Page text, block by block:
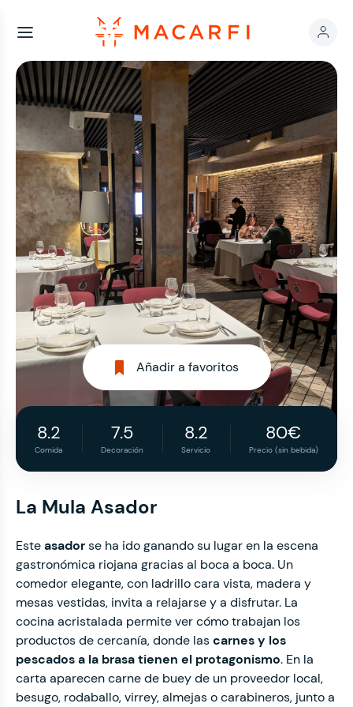
Añadir a favoritos
8.2
Comida
7.5
Decoración
8.2
Servicio
80€
Precio (sin bebida)
La Mula Asador
Esteasadorse ha ido ganando su lugar en la escena
gastronómica riojana gracias al boca a boca. Un
comedor elegante, con ladrillo cara vista, madera y
mesas vestidas, invita a relajarse y a disfrutar. La
cocina acristalada permite ver cómo trabajan los
productos de cercanía, donde lascarnes y los
pescados a la brasa tienen el protagonismo. En la
carta aparecen carne de buey de un proveedor local,
besugo, rodaballo, virrey, almejas o carabineros, junto a